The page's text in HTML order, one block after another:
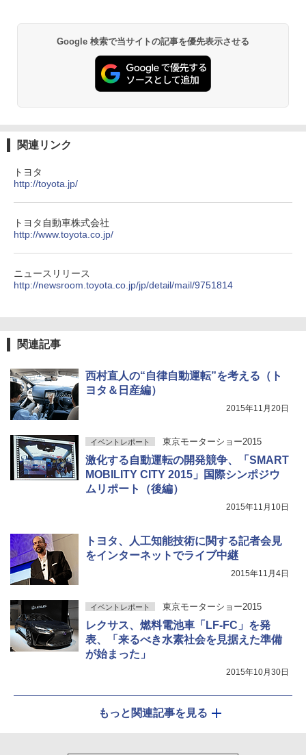
Google 検索で当サイトの記事を優先表示させる
関連リンク
トヨタ
http://toyota.jp/
トヨタ自動車株式会社
http://www.toyota.co.jp/
ニュースリリース
http://newsroom.toyota.co.jp/jp/detail/mail/9751814
関連記事
西村直人の“自律自動運転”を考える（ト
ヨタ＆日産編）
2015年11月20日
イベントレポート 東京モーターショー2015
激化する自動運転の開発競争、「SMART
MOBILITY CITY 2015」国際シンポジウ
ムリポート（後編）
2015年11月10日
トヨタ、人工知能技術に関する記者会見
をインターネットでライブ中継
2015年11月4日
イベントレポート 東京モーターショー2015
レクサス、燃料電池車「LF-FC」を発
表、「来るべき水素社会を見据えた準備
が始まった」
2015年10月30日
もっと関連記事を見る